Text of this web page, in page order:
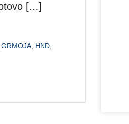
[…]
GRMOJA HND